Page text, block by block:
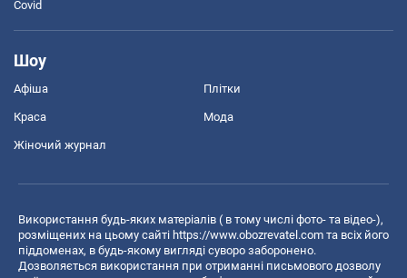
Covid
Шоу
Афіша Плітки
Краса Мода
Жіночий журнал
Використання будь-яких матеріалів ( в тому числі фото- та відео-),
розміщених на цьому сайті https://www.obozrevatel.com та всіх його
піддоменах, в будь-якому вигляді суворо заборонено.
Дозволяється використання при отриманні письмового дозволу